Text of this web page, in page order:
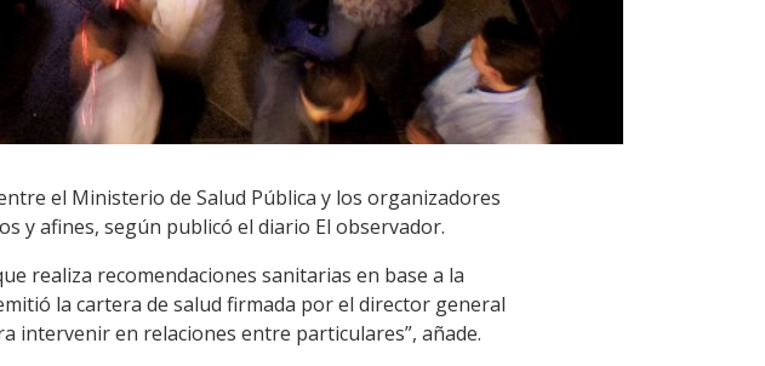
el Ministerio de Salud Pública y los organizadores
y afines, según publicó el diario El observador.
realiza recomendaciones sanitarias en base a la
la cartera de salud firmada por el director general
intervenir en relaciones entre particulares”, añade.